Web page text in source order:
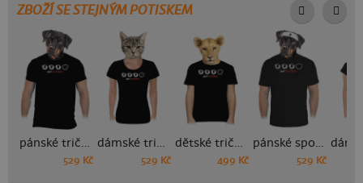
ZBOŽÍ SE STEJNÝM POTISKEM
pánské tričko
529 Kč
dámské tričko
529 Kč
dětské tričko
499 Kč
pánské sportovní tričko
529 Kč